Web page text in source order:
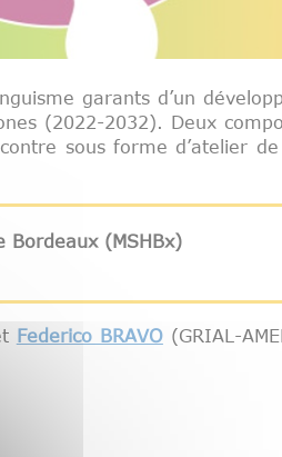
garants d’un
(2022-2032). Deux
sous forme d’atelier de
Bordeaux (MSHBx)
Federico BRAVO(GRIAL-